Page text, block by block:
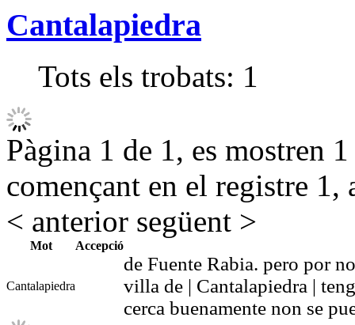
Cantalapiedra
Tots els trobats: 1
Pàgina 1 de 1, es mostren
començant en el registre 1,
< anterior següent >
Mot Accepció
Cantalapiedra
de Fuente Rabia. pero por
villa de | Cantalapiedra |
cerca buenamente non se